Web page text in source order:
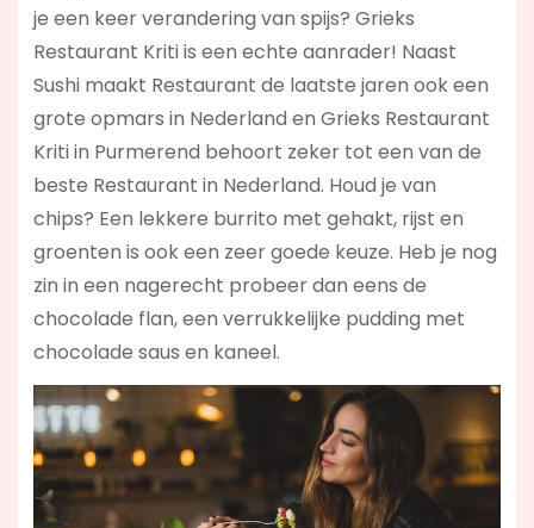
je een keer verandering van spijs? Grieks
Restaurant Kriti is een echte aanrader! Naast
Sushi maakt Restaurant de laatste jaren ook een
grote opmars in Nederland en Grieks Restaurant
Kriti in Purmerend behoort zeker tot een van de
beste Restaurant in Nederland. Houd je van
chips? Een lekkere burrito met gehakt, rijst en
groenten is ook een zeer goede keuze. Heb je nog
zin in een nagerecht probeer dan eens de
chocolade flan, een verrukkelijke pudding met
chocolade saus en kaneel.